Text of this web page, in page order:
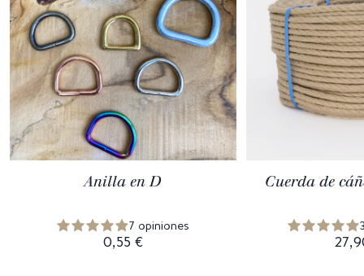
Anilla en D
7 opiniones
0,55 €
Cuerda de